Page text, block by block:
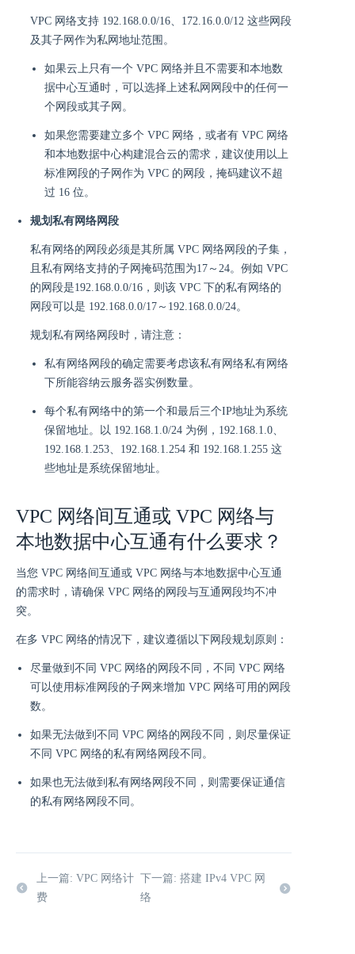
VPC 网络支持 192.168.0.0/16、172.16.0.0/12 这些网段
及其子网作为私网地址范围。
如果云上只有一个 VPC 网络并且不需要和本地数
据中心互通时，可以选择上述私网网段中的任何一
个网段或其子网。
如果您需要建立多个 VPC 网络，或者有 VPC 网络
和本地数据中心构建混合云的需求，建议使用以上
标准网段的子网作为 VPC 的网段，掩码建议不超
过 16 位。
规划私有网络网段
私有网络的网段必须是其所属 VPC 网络网段的子集，
且私有网络支持的子网掩码范围为17～24。例如 VPC
的网段是192.168.0.0/16，则该 VPC 下的私有网络的
网段可以是 192.168.0.0/17～192.168.0.0/24。
规划私有网络网段时，请注意：
私有网络网段的确定需要考虑该私有网络私有网络
下所能容纳云服务器实例数量。
每个私有网络中的第一个和最后三个IP地址为系统
保留地址。以 192.168.1.0/24 为例，192.168.1.0、
192.168.1.253、192.168.1.254 和 192.168.1.255 这
些地址是系统保留地址。
VPC 网络间互通或 VPC 网络与
本地数据中心互通有什么要求？
当您 VPC 网络间互通或 VPC 网络与本地数据中心互通
的需求时，请确保 VPC 网络的网段与互通网段均不冲
突。
在多 VPC 网络的情况下，建议遵循以下网段规划原则：
尽量做到不同 VPC 网络的网段不同，不同 VPC 网络
可以使用标准网段的子网来增加 VPC 网络可用的网段
数。
如果无法做到不同 VPC 网络的网段不同，则尽量保证
不同 VPC 网络的私有网络网段不同。
如果也无法做到私有网络网段不同，则需要保证通信
的私有网络网段不同。
上一篇: VPC 网络计
费
下一篇: 搭建 IPv4 VPC 网
络